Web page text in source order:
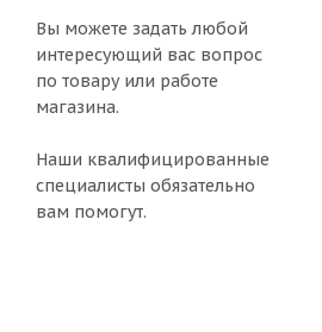
Вы можете задать любой
интересующий вас вопрос
по товару или работе
магазина.
Наши квалифицированные
специалисты обязательно
вам помогут.